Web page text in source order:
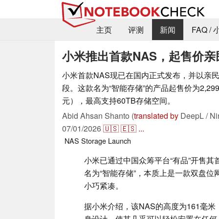
主页 评测 新闻 FAQ /
小米推出首款NAS，起售价
小米首款NAS现已在国内正式发布，并以亲
段。这款名为“智能存储”的产品起售价为
元），最高支持60TB存储空间。
Abid Ahsan Shanto (translated by DeepL /
07/01/2026🇺🇸🇪🇸 ...
NAS Storage Launch
小米已通过中国众筹平台“有品”开售
名为“智能存储”，本质上是一款双盘
小巧紧凑。
据小米介绍，该NAS的高度为161毫